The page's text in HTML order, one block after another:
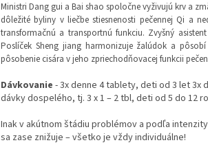
Ministri Dang gui a Bai shao spoločne vyživujú krv a
dôležité byliny v liečbe stiesnenosti pečennej Qi a
transformačnú a transportnú funkciu. Zvyšný
Poslíček Sheng jiang harmonizuje žalúdok a
pôsobenie cisára v jeho zpriechodňovacej funkcii
Dávkovanie - 3x denne 4 tablety, deti od 3 let 3x
dávky dospelého, tj. 3 x 1 – 2 tbl, deti od 5 do 12
Inak v akútnom štádiu problémov a podľa
sa zase znižuje – všetko je vždy individuálne!